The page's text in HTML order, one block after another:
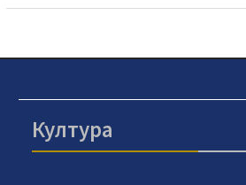
Култура